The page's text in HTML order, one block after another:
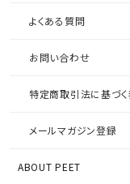
よくある質問
お問い合わせ
特定商取引法に基づ
メールマガジン登録
ABOUT PEET